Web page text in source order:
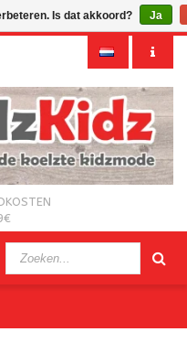
Is dat akkoord? Ja